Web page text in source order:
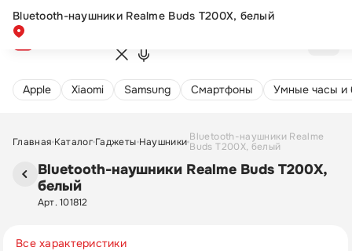
Apple Xiaomi Samsung Cмартфоны Умные часы и
Главная Каталог Гаджеты Наушники Bluetooth-наушники Realme
Buds T200X, белый
Bluetooth-наушники Realme Buds T200X,
белый
Арт. 101812
Все характеристики
Bluetooth-наушники Realme Buds T200X, белый